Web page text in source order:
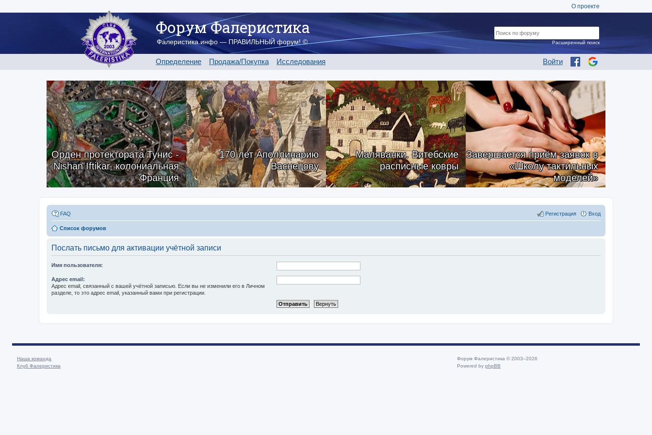
О проекте
Форум Фалеристика
Фалеристика.инфо — ПРАВИЛЬНЫЙ форум! ©
Определение Продажа/Покупка Исследования Войти
Расширенный поиск
Орден протектората Тунис -
Nishan Iftikar, колониальная
Франция
170 лет Аполлинарию
Васнецову
Маляванки. Витебские
расписные ковры
Завершается приём заявок в
«Школу тактильных
моделей»
FAQ Вход
Регистрация
Список форумов
Послать письмо для активации учётной записи
Имя пользователя:
Адрес email:
Адрес email, связанный с вашей учётной записью. Если вы не изменили его в Личном
разделе, то это адрес email, указанный вами при регистрации.
Наша команда
Клуб Фалеристика
Форум Фалеристика © 2003–2026
Powered by phpBB